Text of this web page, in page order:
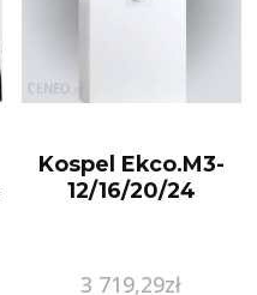
Kospel Ekco.M3-
12/16/20/24
3 719,29zł